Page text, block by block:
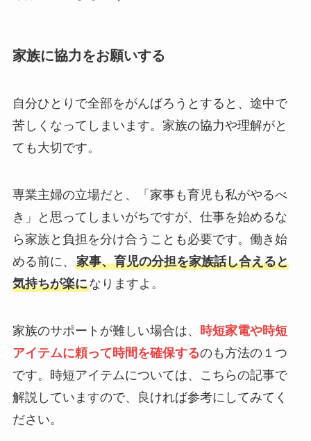
家族に協力をお願いする
自分ひとりで全部をがんばろうとすると、途中で
苦しくなってしまいます。家族の協力や理解がと
ても大切です。
専業主婦の立場だと、「家事も育児も私がやるべ
き」と思ってしまいがちですが、仕事を始めるな
ら家族と負担を分け合うことも必要です。働き始
める前に、 家事、育児の分担を家族話し合えると
気持ちが楽になりますよ。
家族のサポートが難しい場合は、
時短家電や時短
アイテムに頼って時間を確保するのも方法の１つ
です。時短アイテムについては、こちらの記事で
解説していますので、良ければ参考にしてみてく
ださい。